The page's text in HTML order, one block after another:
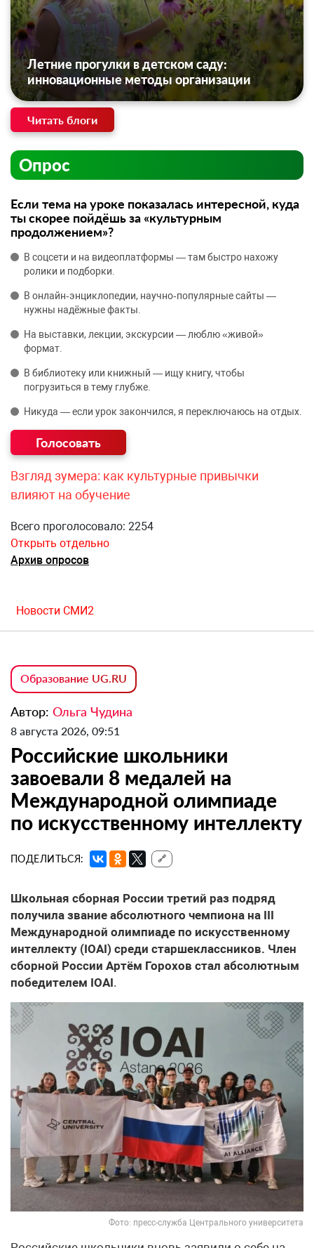
Летние прогулки в детском саду:
инновационные методы организации
Читать блоги
Опрос
Если тема на уроке показалась интересной, куда
ты скорее пойдёшь за «культурным
продолжением»?
В соцсети и на видеоплатформы — там быстро нахожу
ролики и подборки.
В онлайн‑энциклопедии, научно‑популярные сайты —
нужны надёжные факты.
На выставки, лекции, экскурсии — люблю «живой»
формат.
В библиотеку или книжный — ищу книгу, чтобы
погрузиться в тему глубже.
Никуда — если урок закончился, я переключаюсь на отдых.
Взгляд зумера: как культурные привычки
влияют на обучение
Всего проголосовало: 2254
Открыть отдельно
Архив опросов
Новости СМИ2
Образование UG.RU
Автор: Ольга Чудина
8 августа 2026, 09:51
Российские школьники
завоевали 8 медалей на
Международной олимпиаде
по искусственному интеллекту
ПОДЕЛИТЬСЯ: 🔗
Школьная сборная России третий раз подряд
получила звание абсолютного чемпиона на III
Международной олимпиаде по искусственному
интеллекту (IOAI) среди старшеклассников. Член
сборной России Артём Горохов стал абсолютным
победителем IOAI.
Фото: пресс-служба Центрального университета